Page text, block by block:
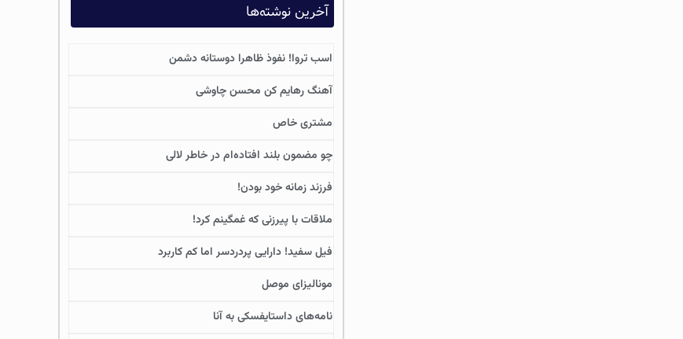
آخرین نوشته‌ها
اسب تروا! نفوذ ظاهرا دوستانه دشمن
آهنگ رهایم کن محسن چاوشی
مشتری خاص
چو مضمون بلند افتاده‌ام در خاطر لالی
فرزند زمانه خود بودن!
ملاقات با پیرزنی که غمگینم کرد!
فیل سفید! دارایی پردردسر اما کم کاربرد
مونالیزای موصل
نامه‌های داستایفسکی به آنا